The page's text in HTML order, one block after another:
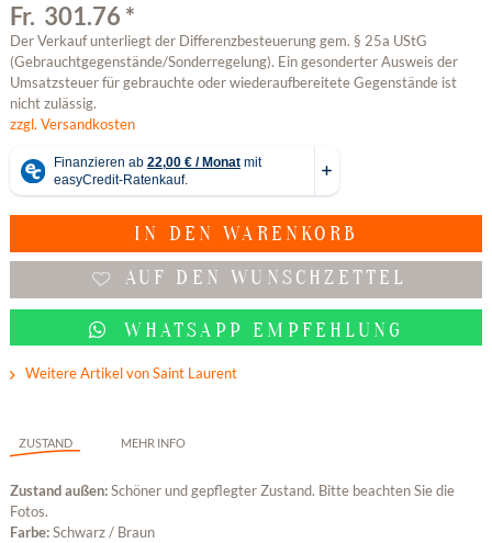
Fr. 301.76 *
Der Verkauf unterliegt der Differenzbesteuerung gem. § 25a UStG
(Gebrauchtgegenstände/Sonderregelung). Ein gesonderter Ausweis der
Umsatzsteuer für gebrauchte oder wiederaufbereitete Gegenstände ist
nicht zulässig.
zzgl. Versandkosten
IN DEN WARENKORB
AUF DEN WUNSCHZETTEL
WHATSAPP EMPFEHLUNG
Weitere Artikel von Saint Laurent
ZUSTAND MEHR INFO
Zustand außen:Schöner und gepflegter Zustand. Bitte beachten Sie die
Fotos.
Farbe:Schwarz / Braun